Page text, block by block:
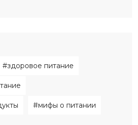
#здоровое питание
#мифы о питании